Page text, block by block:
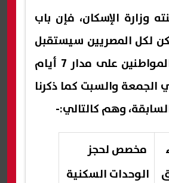
وزارة الإسكان، فإن باب
لكل المصريين سيستقبل
كافة طلبات المواطنين على مدار 7 أيام
الجمعة والسبت كما ذكرنا
وهم كالتالي:-
مخصص لحجز
الوحدات السكنية